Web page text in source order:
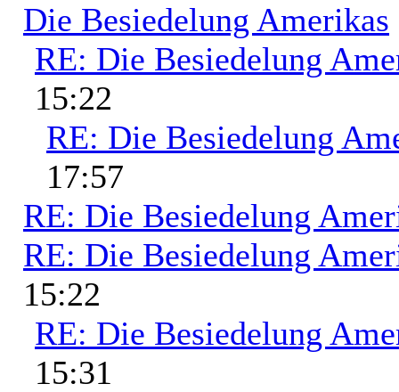
Die Besiedelung Amerikas
RE: Die Besiedelung
15:22
RE: Die Besiedelung
17:57
RE: Die Besiedelung
RE: Die Besiedelung
15:22
RE: Die Besiedelung
15:31